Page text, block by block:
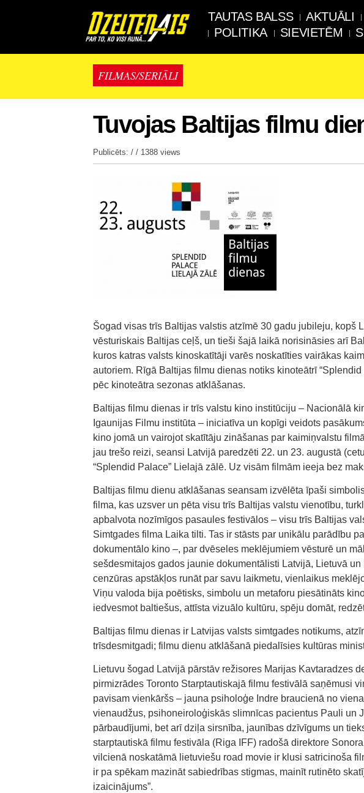
TAUTAS BALSS AKTUĀLI
POLITIKA
SIEVIETĒM
FILMAS/SERIĀLI
Tuvojas Baltijas filmu
Publicēts: / / 1388 views
Šogad visas trīs Baltijas valstis atzīmē 30 gadu jubileju, kopš
vēsturiskais Baltijas ceļš, un tieši šajā laikā norisināsies arī
kuros katras valsts kinoskatītāji varēs noskatīties vairākas
autoriem. Rīgā Baltijas filmu dienas notiks kinoteātrī
pēc kinoteātra sezonas atklāšanas.
Baltijas filmu dienas ir trīs valstu kino institūciju – Nacionālā
Igaunijas Filmu institūta – iniciatīva un kopīgi veidots
kino jomā un vairojot skatītāju zināšanas par kaimiņvalstu
jau trešo reizi, seansi Latvijā paredzēti 22. un 23. augustā
“Splendid Palace” Lielajā zālē. Uz visām filmām ieeja bez
Baltijas filmu dienu atklāšanas seansam izvēlēta īpaši
filma, kas uzsver un pēta visu trīs Baltijas valstu vienotību,
apbalvota nozīmīgos pasaules festivālos – visu trīs Baltijas
Simtgades filma Laika tilti. Tas ir stāsts par unikālu parādību
dokumentālo kino –, par dvēseles meklējumiem vēsturē un
sešdesmitajos gados jaunie dokumentālisti Latvijā, Lietuvā
cenzūras apstākļos runāt par savu laikmetu, vienlaikus
Viņu valoda bija poētisks, simbolu un metaforu piesātināts
iedvesmot baltiešus, attīsta vizuālo kultūru, spēju domāt,
Baltijas filmu dienas ir Latvijas valsts simtgades notikums,
trīsdesmitgadi; filmu dienu atklāšanā piedalīsies kultūras
Lietuvu šogad Latvijā pārstāv režisores Marijas Kavtaradzes
pirmizrādes Toronto Starptautiskajā filmu festivālā saņēmusi
pavisam vienkāršs – jauna psiholoģe Indre braucienā no
vienaudžus, psihoneiroloģiskās slimnīcas pacientus Pauli un
pārbaudījumi, bet arī dziļa sirsnība, jaunības dzīvīgums un
starptautiskā filmu festivāla (Riga IFF) radošā direktore
vilcienā noskatāmā lietuviešu road movie ir klusi satricinoša
ir pa spēkam mazināt sabiedrības stigmas, mainīt rutinēto
izaicinājums”.